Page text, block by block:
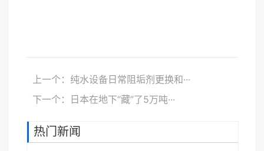
上一个：纯水设备日常阻垢剂更换和···
下一个：日本在地下“藏”了5万吨···
热门新闻